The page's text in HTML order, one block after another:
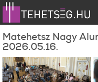
Matehetsz Nagy
2026.05.16.